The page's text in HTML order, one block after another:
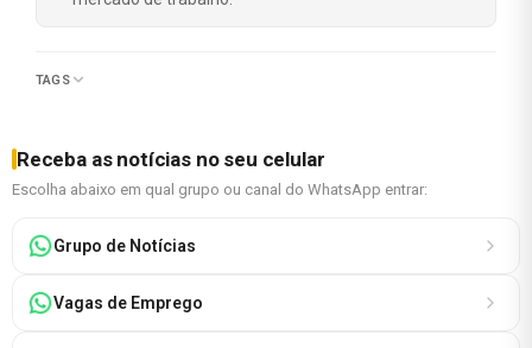
TAGS
Receba as notícias no seu celular
Escolha abaixo em qual grupo ou canal do WhatsApp entrar:
Grupo de Notícias
Vagas de Emprego